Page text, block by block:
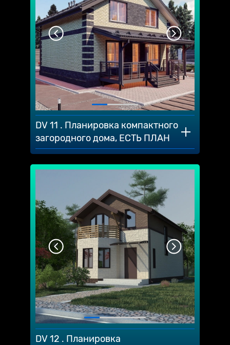
DV 11 . Планировка компактного
загородного дома, ЕСТЬ ПЛАН
DV 12 . Планировка